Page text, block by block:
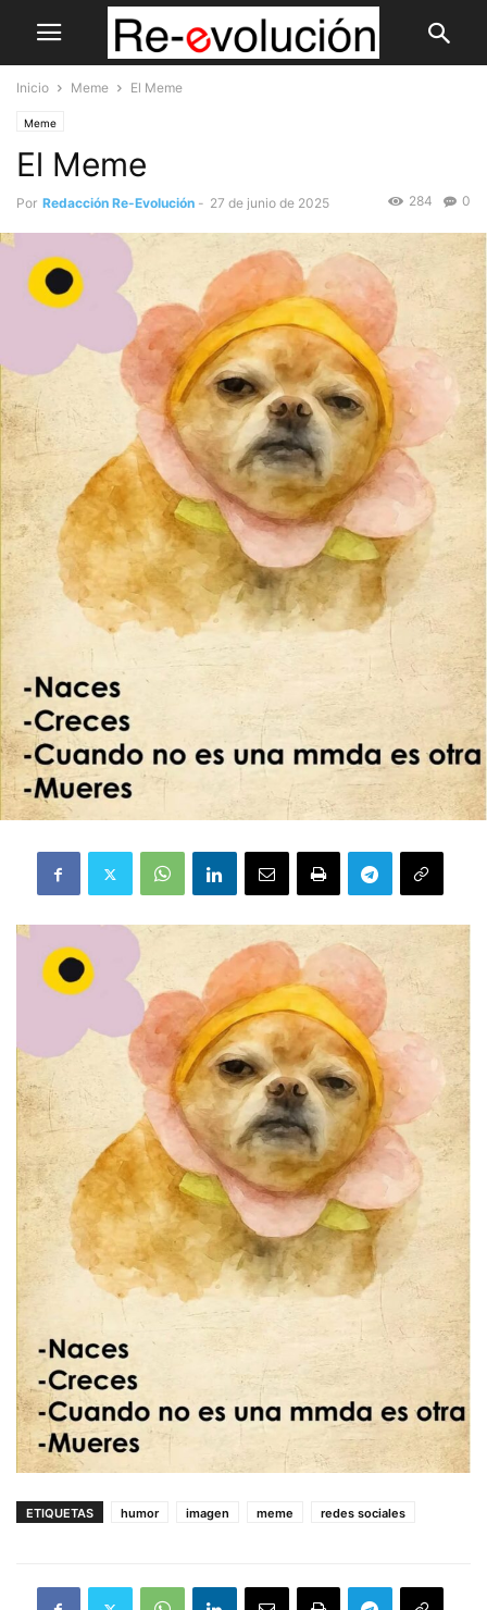
Inicio Meme El Meme
Meme
El Meme
Por Redacción Re-Evolución - 27 de junio de 2025 0
284
ETIQUETAS humor imagen meme redes sociales